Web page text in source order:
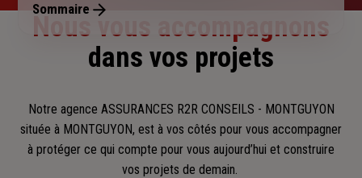
Sommaire
Nous vous accompagnons
dans vos projets
Notre agence ASSURANCES R2R CONSEILS - MONTGUYON
située à MONTGUYON, est à vos côtés pour vous accompagner
à protéger ce qui compte pour vous aujourd’hui et construire
vos projets de demain.